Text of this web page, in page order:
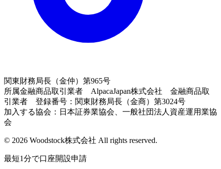
関東財務局長（金仲）第965号
所属金融商品取引業者 AlpacaJapan株式会社 金融商品取
引業者 登録番号：関東財務局長（金商）第3024号
加入する協会：日本証券業協会、一般社団法人資産運用業協
会
© 2026 Woodstock株式会社 All rights reserved.
最短1分で口座開設申請